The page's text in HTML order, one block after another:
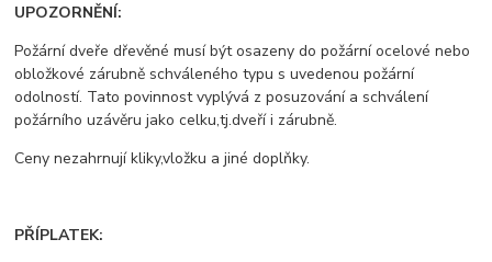
UPOZORNĚNÍ:
Požární dveře dřevěné musí být osazeny do požární ocelové nebo
obložkové zárubně schváleného typu s uvedenou požární
odolností. Tato povinnost vyplývá z posuzování a schválení
požárního uzávěru jako celku,tj.dveří i zárubně.
Ceny nezahrnují kliky,vložku a jiné doplňky.
PŘÍPLATEK: